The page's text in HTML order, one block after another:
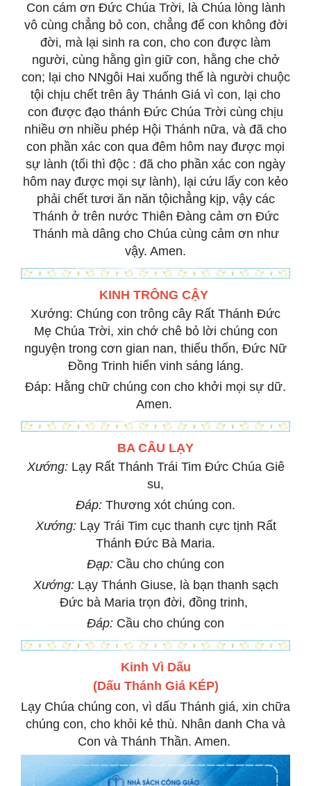
Con cám ơn Đức Chúa Trời, là Chúa lòng lành
vô cùng chẳng bỏ con, chẳng để con không đời
đời, mà lại sinh ra con, cho con được làm
người, cùng hằng gìn giữ con, hằng che chở
con; lại cho NNgôi Hai xuống thế là người chuộc
tội chịu chết trên ây Thánh Giá vì con, lại cho
con được đạo thánh Đức Chúa Trời cùng chịu
nhiều ơn nhiều phép Hội Thánh nữa, và đã cho
con phần xác con qua đêm hôm nay được mọi
sự lành (tối thì độc : đã cho phần xác con ngày
hôm nay được mọi sự lành), lại cứu lấy con kẻo
phải chết tươi ăn năn tộichẳng kịp, vậy các
Thánh ở trên nước Thiên Đàng cảm ơn Đức
Thánh mà dâng cho Chúa cùng cảm ơn như
vậy. Amen.
KINH TRÔNG CẬY
Xướng: Chúng con trông cây Rất Thánh Đức
Mẹ Chúa Trời, xin chớ chê bỏ lời chúng con
nguyện trong cơn gian nan, thiếu thốn, Đức Nữ
Đồng Trinh hiển vinh sáng láng.
Đáp: Hằng chữ chúng con cho khởi mọi sự dữ.
Amen.
BA CÂU LẠY
Xướng: Lạy Rất Thánh Trái Tim Đức Chúa Giê
su,
Đáp: Thương xót chúng con.
Xướng:Lạy Trái Tim cục thanh cực tịnh Rất
Thánh Đức Bà Maria.
Đạp: Cầu cho chúng con
Xướng:Lạy Thánh Giuse, là bạn thanh sạch
Đức bà Maria trọn đời, đồng trinh,
Đáp: Cầu cho chúng con
Kinh Vì Dấu
(Dấu Thánh Giá KÉP)
Lạy Chúa chúng con, vì dấu Thánh giá, xin chữa
chúng con, cho khỏi kẻ thù. Nhân danh Cha và
Con và Thánh Thần. Amen.